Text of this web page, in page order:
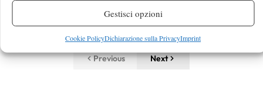
Gestisci opzioni
Cookie PolicyDichiarazione sulla PrivacyImprint
ByLuca Innocenti18 Luglio 2026
Previous Next